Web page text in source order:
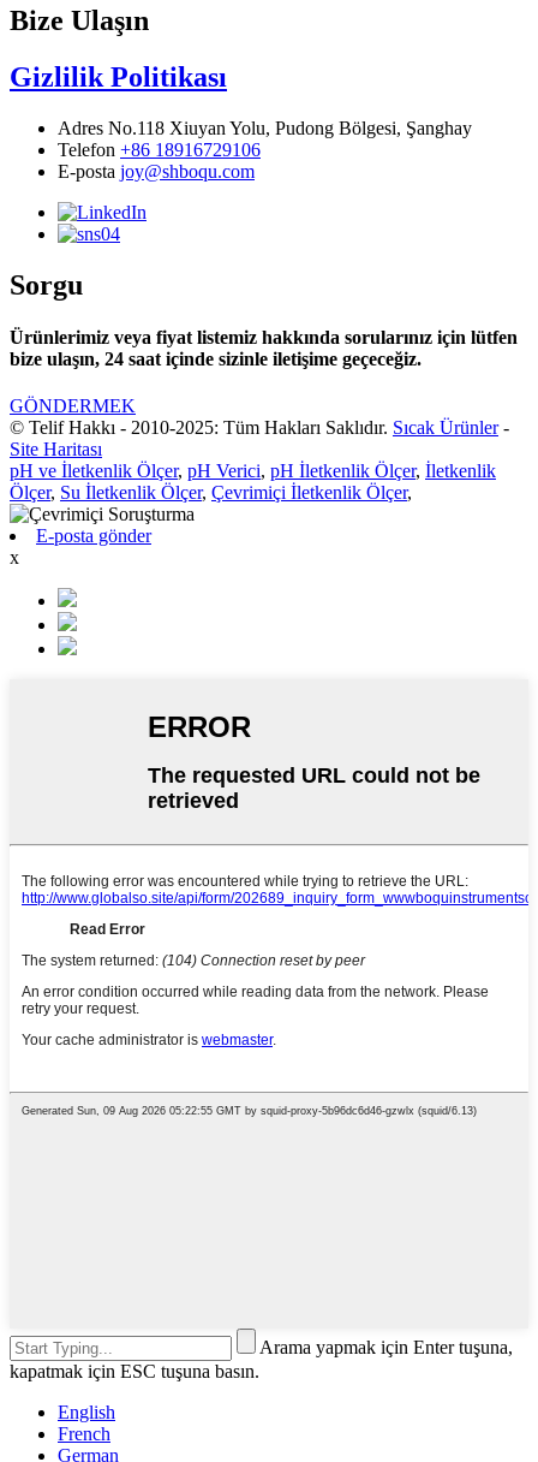
Bize Ulaşın
Gizlilik Politikası
Adres No.118 Xiuyan Yolu, Pudong Bölgesi, Şanghay
Telefon +86 18916729106
E-posta joy@shboqu.com
Sorgu
Ürünlerimiz veya fiyat listemiz hakkında sorularınız için lütfen
bize ulaşın, 24 saat içinde sizinle iletişime geçeceğiz.
GÖNDERMEK
© Telif Hakkı - 2010-2025: Tüm Hakları Saklıdır. Sıcak Ürünler-
Site Haritası
pH ve İletkenlik Ölçer, pH Verici, pH İletkenlik Ölçer, İletkenlik
Ölçer, Su İletkenlik Ölçer, Çevrimiçi İletkenlik Ölçer,
E-posta gönder
x
Arama yapmak için Enter tuşuna,
kapatmak için ESC tuşuna basın.
English
French
German